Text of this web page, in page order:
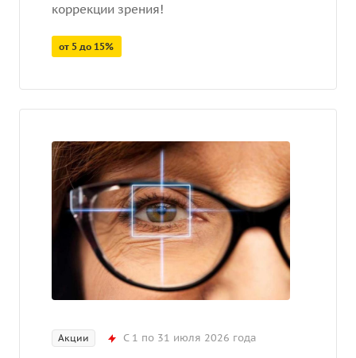
коррекции зрения!
от 5 до 15%
Акции С 1 по 31 июля 2026 года